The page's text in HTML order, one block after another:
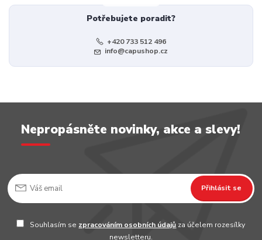
Potřebujete poradit?
+420 733 512 496
info@capushop.cz
Nepropásněte novinky, akce a slevy!
Přihlásit se
Souhlasím se zpracováním osobních údajů za účelem rozesílky
newsletteru.